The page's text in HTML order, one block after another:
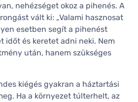
nehézséget okoz a pihenés. A
vált ki: „Valami hasznosat
esetben segít a pihenést
időt és keretet adni neki. Nem
után, hanem szükséges
kiégés gyakran a háztartási
Ha a környezet túlterhelt, az